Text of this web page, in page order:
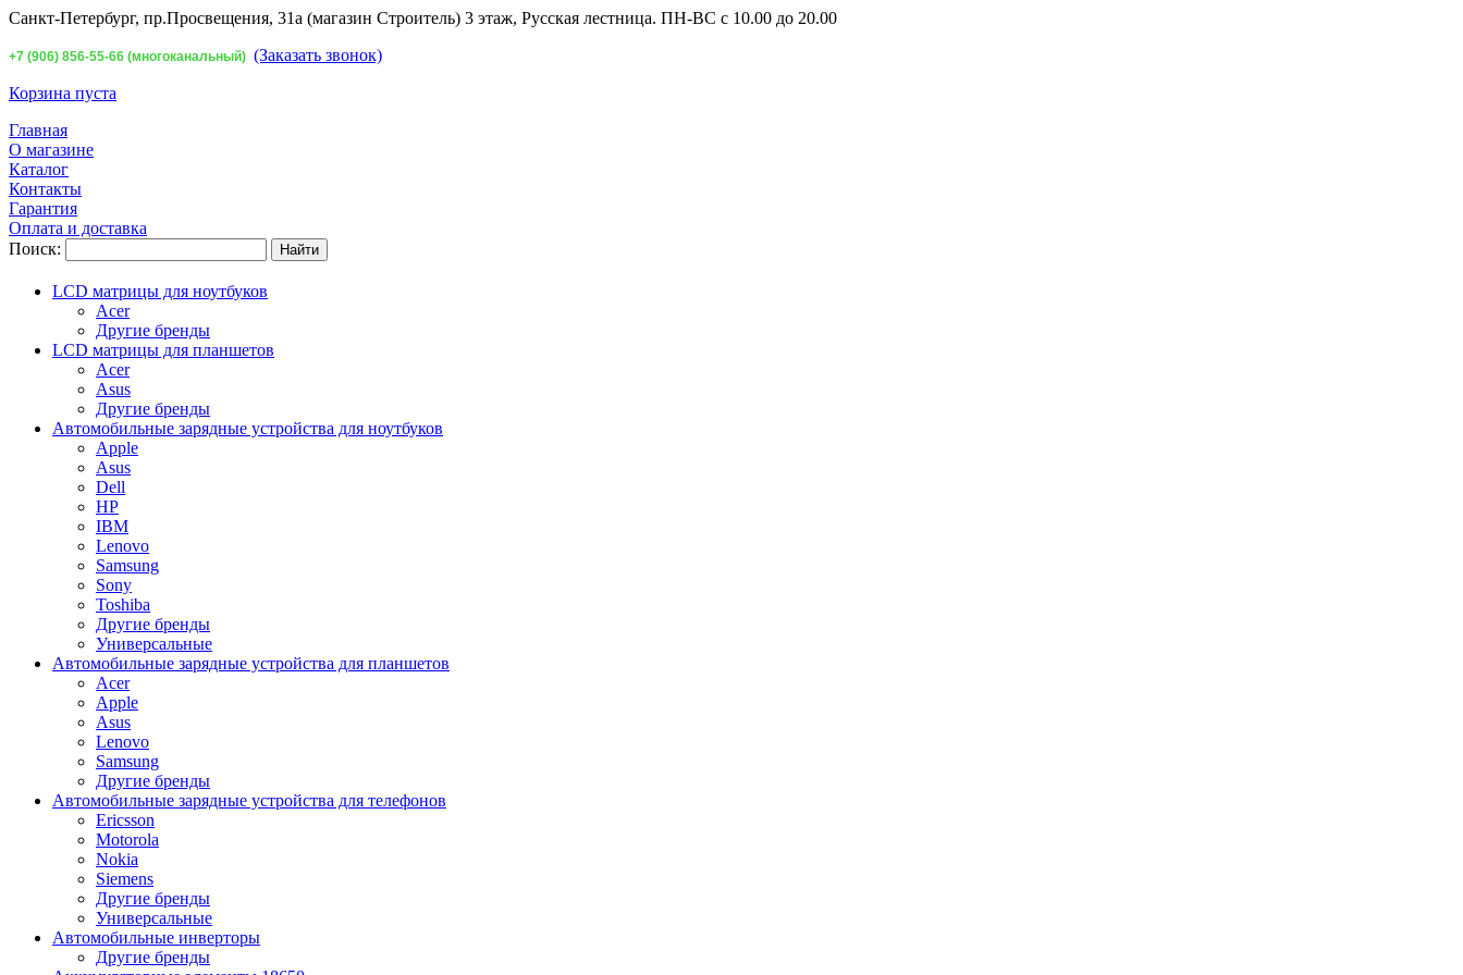
Санкт-Петербург, пр.Просвещения, 31а (магазин Строитель) 3 этаж, Русская лестница. ПН-ВС с 10.00 до 20.00
+7 (906) 856-55-66 (многоканальный) (Заказать звонок)
Корзина пуста
Главная
О магазине
Каталог
Контакты
Гарантия
Оплата и доставка
Поиск:
LCD матрицы для ноутбуков
Acer
Другие бренды
LCD матрицы для планшетов
Acer
Asus
Другие бренды
Автомобильные зарядные устройства для ноутбуков
Apple
Asus
Dell
HP
IBM
Lenovo
Samsung
Sony
Toshiba
Другие бренды
Универсальные
Автомобильные зарядные устройства для планшетов
Acer
Apple
Asus
Lenovo
Samsung
Другие бренды
Автомобильные зарядные устройства для телефонов
Ericsson
Motorola
Nokia
Siemens
Другие бренды
Универсальные
Автомобильные инверторы
Другие бренды